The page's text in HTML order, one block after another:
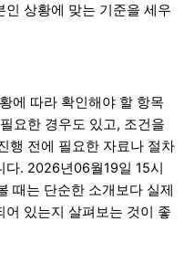
상황에 맞는 기준을 세우
에 따라 확인해야 할 항목
요한 경우도 있고, 조건을
행 전에 필요한 자료나 절차
다. 2026년06월19일 15시
때는 단순한 소개보다 실제
있는지 살펴보는 것이 좋